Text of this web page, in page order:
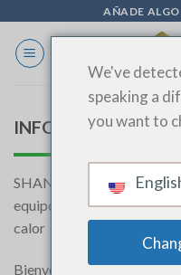
contenido
AÑADE
INFORMACIÓN
SHANDONG SINOAK
equipos superiores de
calor
Bienvenido a
We've
speaking a
you want to